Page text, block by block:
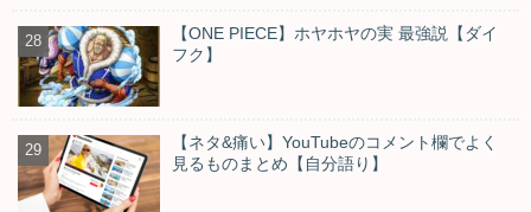
【ONE PIECE】ホヤホヤの実 最強説【ダイ
フク】
【ネタ&痛い】YouTubeのコメント欄でよく
見るものまとめ【自分語り】